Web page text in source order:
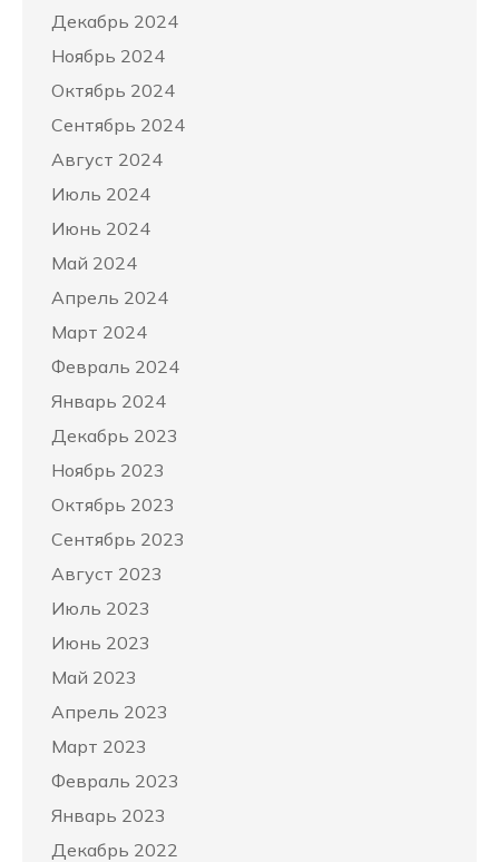
Декабрь 2024
Ноябрь 2024
Октябрь 2024
Сентябрь 2024
Август 2024
Июль 2024
Июнь 2024
Май 2024
Апрель 2024
Март 2024
Февраль 2024
Январь 2024
Декабрь 2023
Ноябрь 2023
Октябрь 2023
Сентябрь 2023
Август 2023
Июль 2023
Июнь 2023
Май 2023
Апрель 2023
Март 2023
Февраль 2023
Январь 2023
Декабрь 2022